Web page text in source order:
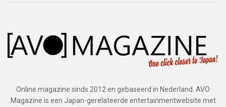
Online magazine sinds 2012 en gebaseerd in Nederland. AVO
Magazine is een Japan-gerelateerde entertainmentwebsite met